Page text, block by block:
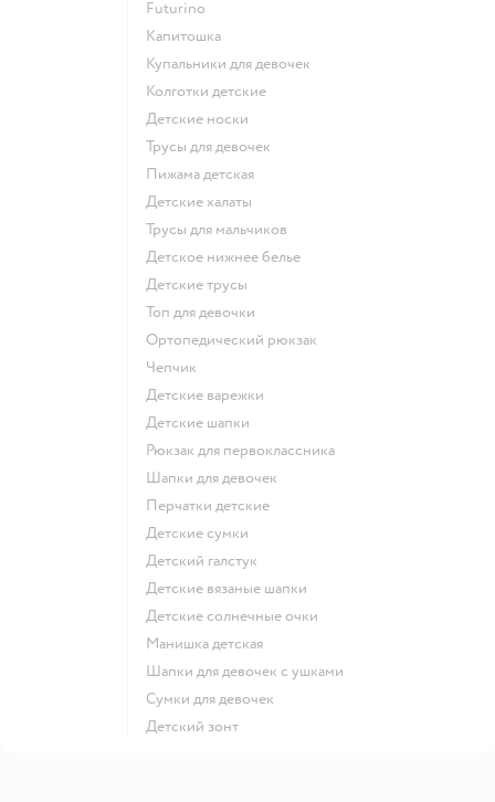
Futurino
Капитошка
Купальники для девочек
Колготки детские
Детские носки
Трусы для девочек
Пижама детская
Детские халаты
Трусы для мальчиков
Детское нижнее белье
Детские трусы
Топ для девочки
Ортопедический рюкзак
Чепчик
Детские варежки
Детские шапки
Рюкзак для первоклассника
Шапки для девочек
Перчатки детские
Детские сумки
Детский галстук
Детские вязаные шапки
Детские солнечные очки
Манишка детская
Шапки для девочек с ушками
Сумки для девочек
Детский зонт